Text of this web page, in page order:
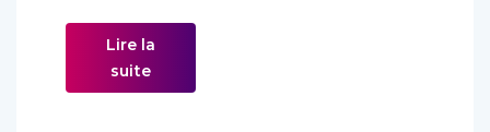
Lire la
suite